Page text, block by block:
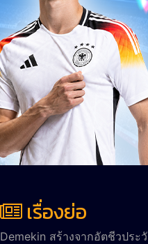
เรื่องย่อ
Demekin สร้างจากอัตชีวประ